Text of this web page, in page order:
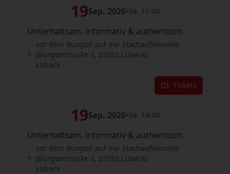
19Sep. 2026•Sa. 11:00
Unterhaltsam, informativ & authentisch
vor dem Burgtor auf der Stadtaußenseite
(Burgtorbrücke 2, 23552 Lübeck)
Lübeck
Tickets
19Sep. 2026•Sa. 14:00
Unterhaltsam, informativ & authentisch
vor dem Burgtor auf der Stadtaußenseite
(Burgtorbrücke 2, 23552 Lübeck)
Lübeck